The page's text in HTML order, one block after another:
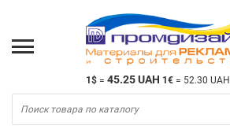
1$ = 45.25 UAH 1€ = 52.30 UAH